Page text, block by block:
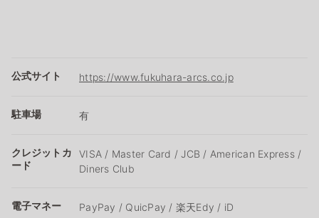
公式サイト https://www.fukuhara-arcs.co.jp
駐車場 有
クレジットカ
ード
VISA / Master Card / JCB / American Express /
Diners Club
電子マネー PayPay / QuicPay / 楽天Edy / iD